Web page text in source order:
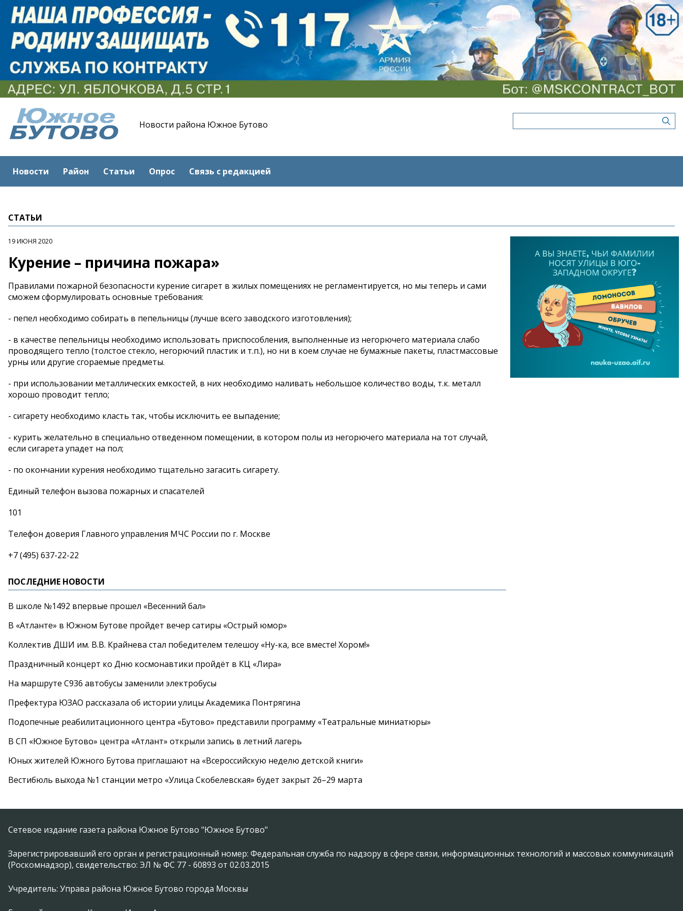
Новости района Южное Бутово
Новости Район Статьи Опрос Связь с редакцией
СТАТЬИ
19 ИЮНЯ 2020
Курение – причина пожара»
Правилами пожарной безопасности курение сигарет в жилых помещениях не регламентируется, но мы теперь и сами
сможем сформулировать основные требования:
- пепел необходимо собирать в пепельницы (лучше всего заводского изготовления);
- в качестве пепельницы необходимо использовать приспособления, выполненные из негорючего материала слабо
проводящего тепло (толстое стекло, негорючий пластик и т.п.), но ни в коем случае не бумажные пакеты, пластмассовые
урны или другие сгораемые предметы.
- при использовании металлических емкостей, в них необходимо наливать небольшое количество воды, т.к. металл
хорошо проводит тепло;
- сигарету необходимо класть так, чтобы исключить ее выпадение;
- курить желательно в специально отведенном помещении, в котором полы из негорючего материала на тот случай,
если сигарета упадет на пол;
- по окончании курения необходимо тщательно загасить сигарету.
Единый телефон вызова пожарных и спасателей
101
Телефон доверия Главного управления МЧС России по г. Москве
+7 (495) 637-22-22
ПОСЛЕДНИЕ НОВОСТИ
В школе №1492 впервые прошел «Весенний бал»
В «Атланте» в Южном Бутове пройдет вечер сатиры «Острый юмор»
Коллектив ДШИ им. В.В. Крайнева стал победителем телешоу «Ну-ка, все вместе! Хором!»
Праздничный концерт ко Дню космонавтики пройдёт в КЦ «Лира»
На маршруте С936 автобусы заменили электробусы
Префектура ЮЗАО рассказала об истории улицы Академика Понтрягина
Подопечные реабилитационного центра «Бутово» представили программу «Театральные миниатюры»
В СП «Южное Бутово» центра «Атлант» открыли запись в летний лагерь
Юных жителей Южного Бутова приглашают на «Всероссийскую неделю детской книги»
Вестибюль выхода №1 станции метро «Улица Скобелевская» будет закрыт 26–29 марта
Сетевое издание газета района Южное Бутово "Южное Бутово"
Зарегистрировавший его орган и регистрационный номер: Федеральная служба по надзору в сфере связи, информационных технологий и массовых коммуникаций
(Роскомнадзор), свидетельство: ЭЛ № ФС 77 - 60893 от 02.03.2015
Учредитель: Управа района Южное Бутово города Москвы